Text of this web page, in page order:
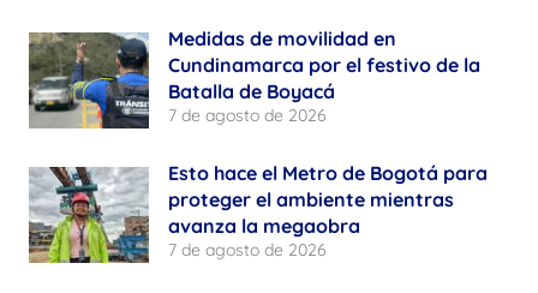
Medidas de movilidad en
Cundinamarca por el festivo de la
Batalla de Boyacá
7 de agosto de 2026
Esto hace el Metro de Bogotá para
proteger el ambiente mientras
avanza la megaobra
7 de agosto de 2026